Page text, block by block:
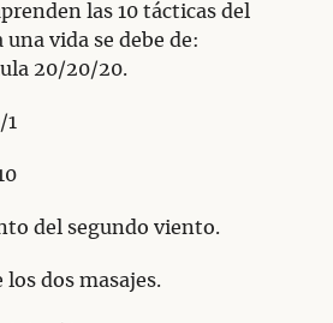
las 10 tácticas del
vida se debe de:
20/20/20.
1
del segundo viento.
dos masajes.